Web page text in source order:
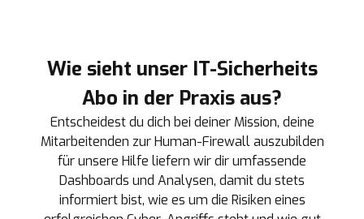
Wie sieht unser IT-Sicherheits
Abo in der Praxis aus?
Entscheidest du dich bei deiner Mission, deine
Mitarbeitenden zur Human-Firewall auszubilden
für unsere Hilfe liefern wir dir umfassende
Dashboards und Analysen, damit du stets
informiert bist, wie es um die Risiken eines